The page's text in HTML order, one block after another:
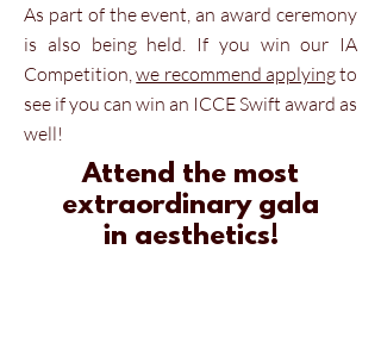
As part of the event, an award ceremony
is also being held. If you win our IA
Competition,we recommend applyingto
see if you can win an ICCE Swift award as
well!
Attend the most
extraordinary gala
in aesthetics!